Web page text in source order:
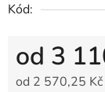
Kód:
od 3
od 2 570,25 Kč